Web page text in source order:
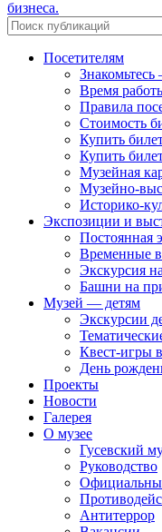
Посетителям
Время
Правила
Стоимость
Купить
Купить
Музейная
Музейно-
Историко-
Экспозиции и
Постоянная
Временные
Экскурсия
Башни на
Музей — детям
Экскурсии
Квест-игры
День
Проекты
Новости
Галерея
О музее
Гусевский
Руководство
Антитеррор